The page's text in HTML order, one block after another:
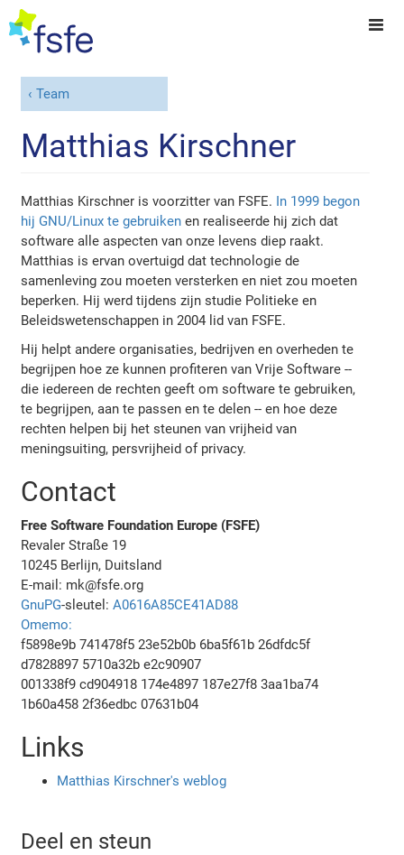
Team
Matthias Kirschner
Matthias Kirschner is voorzitter van FSFE. In 1999 begon
hij GNU/Linux te gebruiken en realiseerde hij zich dat
software alle aspecten van onze levens diep raakt.
Matthias is ervan overtuigd dat technologie de
samenleving zou moeten versterken en niet zou moeten
beperken. Hij werd tijdens zijn studie Politieke en
Beleidswetenschappen in 2004 lid van FSFE.
Hij helpt andere organisaties, bedrijven en overheden te
begrijpen hoe ze kunnen profiteren van Vrije Software --
die iedereen de rechten geeft om software te gebruiken,
te begrijpen, aan te passen en te delen -- en hoe deze
rechten helpen bij het steunen van vrijheid van
meningsuiting, persvrijheid of privacy.
Contact
Free Software Foundation Europe (FSFE)
Revaler Straße 19
10245 Berlijn, Duitsland
E-mail: mk@fsfe.org
GnuPG-sleutel:A0616A85CE41AD88
Omemo:
f5898e9b 741478f5 23e52b0b 6ba5f61b 26dfdc5f
d7828897 5710a32b e2c90907
001338f9 cd904918 174e4897 187e27f8 3aa1ba74
1b60a458 2f36edbc 07631b04
Links
Matthias Kirschner's weblog
Deel en steun